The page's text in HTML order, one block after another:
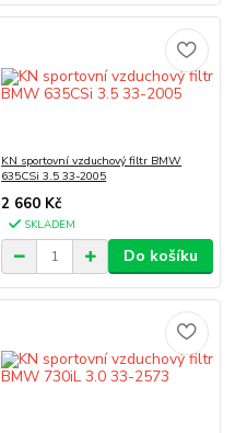
KN sportovní vzduchový filtr BMW
635CSi 3.5 33-2005
2 660 Kč
SKLADEM
Do košíku